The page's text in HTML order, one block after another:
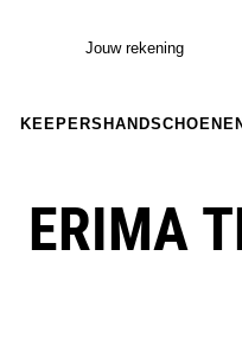
Jouw rekening
ERIMA